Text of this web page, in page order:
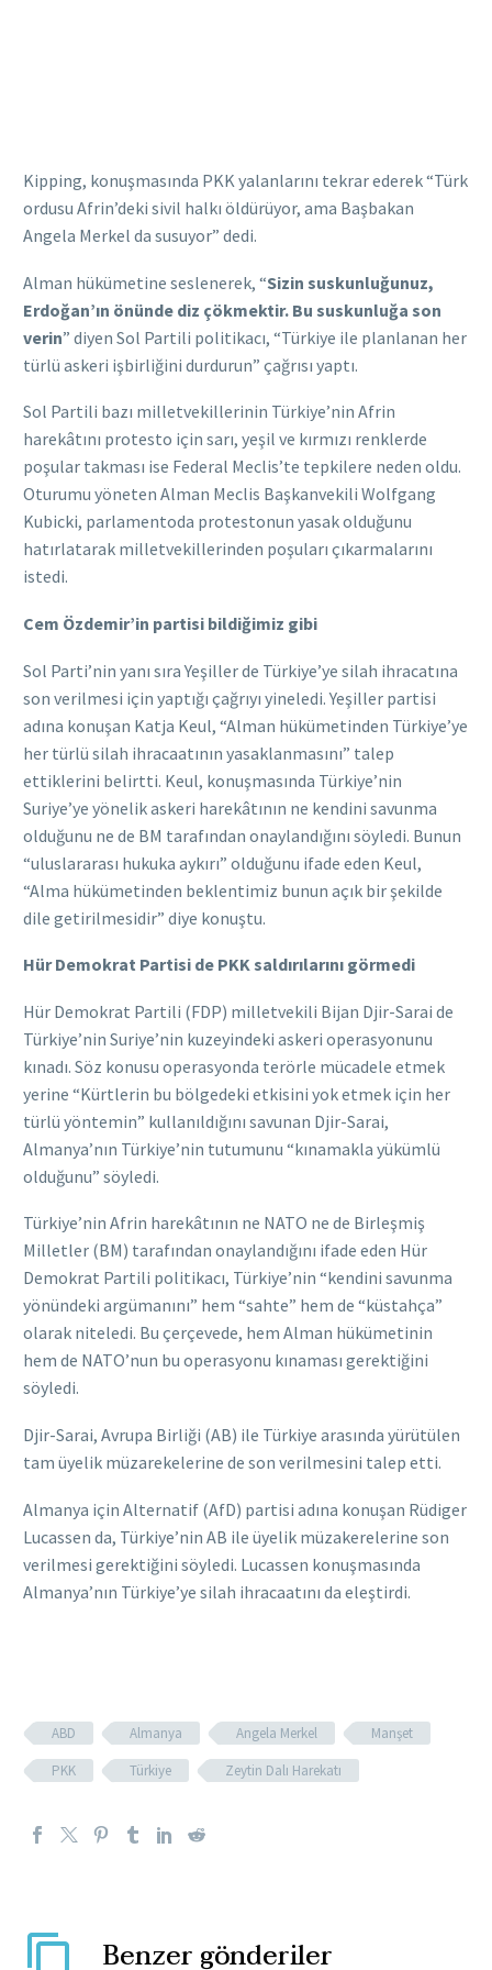
Kipping, konuşmasında PKK yalanlarını tekrar ederek “Türk
ordusu Afrin’deki sivil halkı öldürüyor, ama Başbakan
Angela Merkel da susuyor” dedi.
Alman hükümetine seslenerek, “Sizin suskunluğunuz,
Erdoğan’ın önünde diz çökmektir. Bu suskunluğa son
verin” diyen Sol Partili politikacı, “Türkiye ile planlanan her
türlü askeri işbirliğini durdurun” çağrısı yaptı.
Sol Partili bazı milletvekillerinin Türkiye’nin Afrin
harekâtını protesto için sarı, yeşil ve kırmızı renklerde
poşular takması ise Federal Meclis’te tepkilere neden oldu.
Oturumu yöneten Alman Meclis Başkanvekili Wolfgang
Kubicki, parlamentoda protestonun yasak olduğunu
hatırlatarak milletvekillerinden poşuları çıkarmalarını
istedi.
Cem Özdemir’in partisi bildiğimiz gibi
Sol Parti’nin yanı sıra Yeşiller de Türkiye’ye silah ihracatına
son verilmesi için yaptığı çağrıyı yineledi. Yeşiller partisi
adına konuşan Katja Keul, “Alman hükümetinden Türkiye’ye
her türlü silah ihracaatının yasaklanmasını” talep
ettiklerini belirtti. Keul, konuşmasında Türkiye’nin
Suriye’ye yönelik askeri harekâtının ne kendini savunma
olduğunu ne de BM tarafından onaylandığını söyledi. Bunun
“uluslararası hukuka aykırı” olduğunu ifade eden Keul,
“Alma hükümetinden beklentimiz bunun açık bir şekilde
dile getirilmesidir” diye konuştu.
Hür Demokrat Partisi de PKK saldırılarını görmedi
Hür Demokrat Partili (FDP) milletvekili Bijan Djir-Sarai de
Türkiye’nin Suriye’nin kuzeyindeki askeri operasyonunu
kınadı. Söz konusu operasyonda terörle mücadele etmek
yerine “Kürtlerin bu bölgedeki etkisini yok etmek için her
türlü yöntemin” kullanıldığını savunan Djir-Sarai,
Almanya’nın Türkiye’nin tutumunu “kınamakla yükümlü
olduğunu” söyledi.
Türkiye’nin Afrin harekâtının ne NATO ne de Birleşmiş
Milletler (BM) tarafından onaylandığını ifade eden Hür
Demokrat Partili politikacı, Türkiye’nin “kendini savunma
yönündeki argümanını” hem “sahte” hem de “küstahça”
olarak niteledi. Bu çerçevede, hem Alman hükümetinin
hem de NATO’nun bu operasyonu kınaması gerektiğini
söyledi.
Djir-Sarai, Avrupa Birliği (AB) ile Türkiye arasında yürütülen
tam üyelik müzarekelerine de son verilmesini talep etti.
Almanya için Alternatif (AfD) partisi adına konuşan Rüdiger
Lucassen da, Türkiye’nin AB ile üyelik müzakerelerine son
verilmesi gerektiğini söyledi. Lucassen konuşmasında
Almanya’nın Türkiye’ye silah ihracaatını da eleştirdi.
ABD Almanya Angela Merkel
Manşet
PKK
Türkiye Zeytin Dalı Harekatı
Benzer gönderiler